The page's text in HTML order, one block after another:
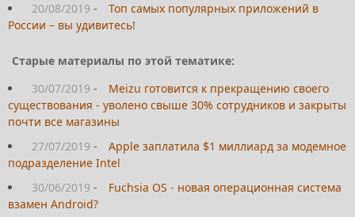
20/08/2019 -
Топ самых популярных приложений в
России – вы удивитесь!
Старые материалы по этой тематике:
30/07/2019 -
Meizu готовится к прекращению своего
существования - уволено свыше 30% сотрудников и закрыты
почти все магазины
27/07/2019 -
Apple заплатила $1 миллиард за модемное
подразделение Intel
30/06/2019 -
Fuchsia OS - новая операционная система
взамен Android?